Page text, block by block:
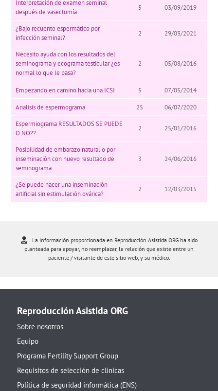
Interpretación de examen seminal
después de vasectomía
5 03/09/2019
¿Bajo recuento espermático por
infección seminal?
2 29/03/2021
Necesito ayuda con los resultados del
seminograma y ecograma testicular ¿es
normal lo que le pasa?
2 05/08/2016
Empezando en camino hacia una ICSI 5 07/05/2014
Analisis de espermograma 25
06/07/2020
Espermiograma RESULTADOS SE PUEDE
O NO??
2 25/01/2016
Posibilidad de embarazo natural o por
inseminación con nuevo resultado de
seminograma
3 24/06/2016
¿Se puede hacer una inseminación
artificial sin estimulación ovárica?
2 12/03/2015
La información proporcionada en Reproducción Asistida ORG ha sido
planteada para apoyar, no reemplazar, la relación que existe entre un
paciente / visitante de este sitio web, y su médico.
Reproducción Asistida ORG
Sobre nosotros
Equipo
Programa Fertility Support Group
Requisitos de selección de clínicas
Política de seguridad informática (ENS)